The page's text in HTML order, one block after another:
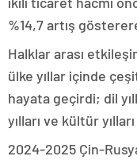
%14,7 artış
Halklar arası
ülke yıllar içinde
hayata geçirdi; dil
yılları ve kültür
2024-2025 Çin-